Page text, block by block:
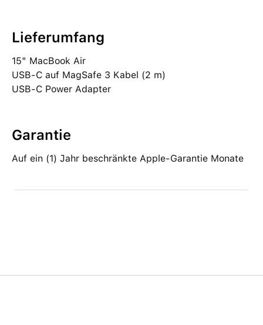
Lieferumfang
15" MacBook Air
USB‑C auf MagSafe 3 Kabel (2 m)
USB‑C Power Adapter
Garantie
Auf ein (1) Jahr beschränkte Apple-Garantie Monate